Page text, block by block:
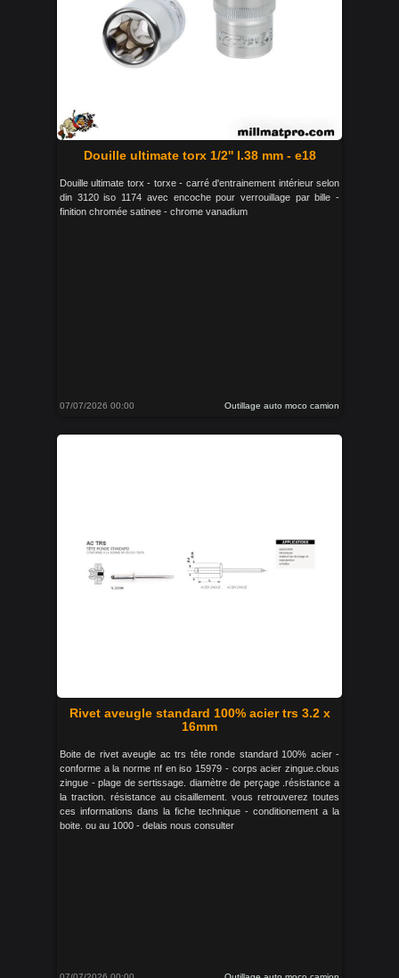
Douille ultimate torx 1/2'' l.38 mm - e18
Douille ultimate torx - torxe - carré d'entrainement intérieur selon
din 3120 iso 1174 avec encoche pour verrouillage par bille -
finition chromée satinee - chrome vanadium
07/07/2026 00:00 Outillage auto moco camion
Rivet aveugle standard 100% acier trs 3.2 x
16mm
Boite de rivet aveugle ac trs tête ronde standard 100% acier -
conforme a la norme nf en iso 15979 - corps acier zingue.clous
zingue - plage de sertissage. diamètre de perçage .résistance a
la traction. résistance au cisaillement. vous retrouverez toutes
ces informations dans la fiche technique - conditionement a la
boite. ou au 1000 - delais nous consulter